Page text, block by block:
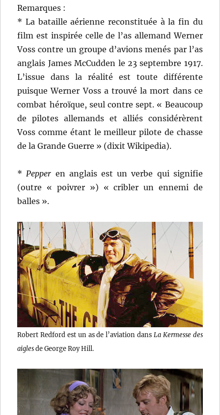
Remarques :
* La bataille aérienne reconstituée à la fin du
film est inspirée celle de l’as allemand Werner
Voss contre un groupe d’avions menés par l’as
anglais James McCudden le 23 septembre 1917.
L’issue dans la réalité est toute différente
puisque Werner Voss a trouvé la mort dans ce
combat héroïque, seul contre sept. « Beaucoup
de pilotes allemands et alliés considérèrent
Voss comme étant le meilleur pilote de chasse
de la Grande Guerre » (dixit Wikipedia).
*Pepper en anglais est un verbe qui signifie
(outre « poivrer ») « cribler un ennemi de
balles ».
Robert Redford est un as de l’aviation dansLa Kermesse des
aiglesde George Roy Hill.